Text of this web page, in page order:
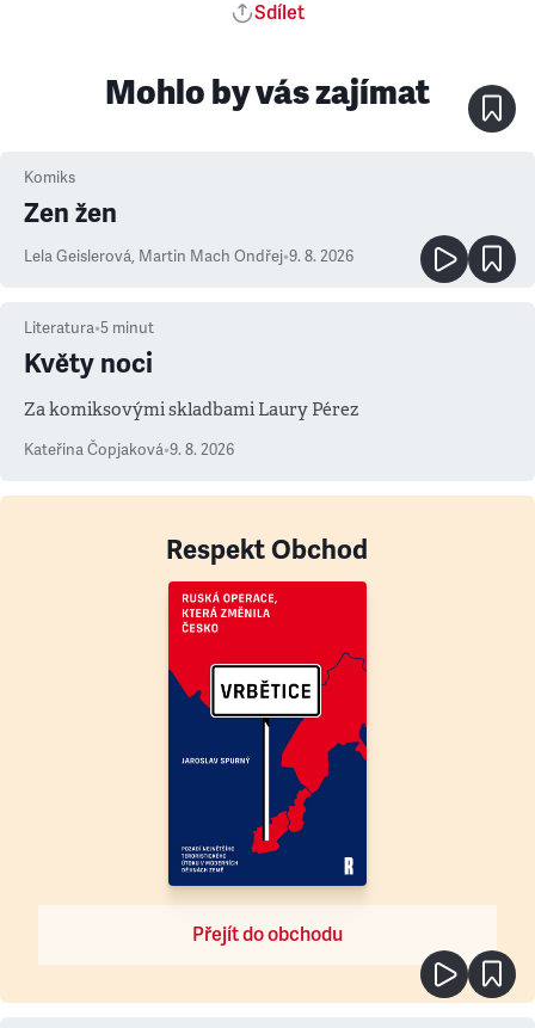
Sdílet
Mohlo by vás zajímat
Komiks
Zen žen
Lela Geislerová, Martin Mach Ondřej•9. 8. 2026
Literatura•5 minut
Květy noci
Za komiksovými skladbami Laury Pérez
Kateřina Čopjaková•9. 8. 2026
Respekt Obchod
Přejít do obchodu